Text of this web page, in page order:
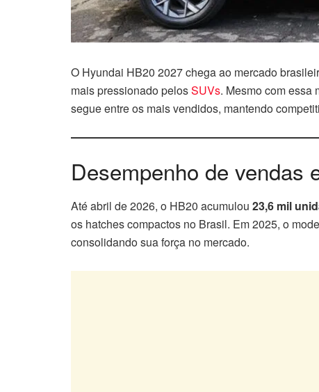
O Hyundai HB20 2027 chega ao mercado
mais pressionado pelosSUVs. Mesmo com essa
segue entre os mais vendidos, mantendo
Desempenho de vendas
Até abril de 2026, o HB20 acumulou 23,6 mil
os hatches compactos no Brasil. Em 2025, o
consolidando sua força no mercado.